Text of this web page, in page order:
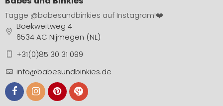
Tagge @babesundbinkies auf Instagram!❤️
Boekweitweg 4
6534 AC Nijmegen (NL)
+31(0)85 30 31 099
info@babesundbinkies.de